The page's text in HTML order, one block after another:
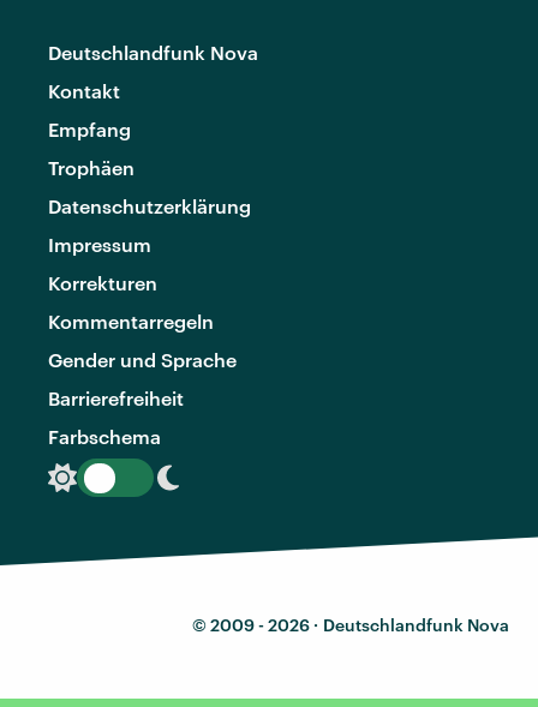
Deutschlandfunk Nova
Kontakt
Empfang
Trophäen
Datenschutzerklärung
Impressum
Korrekturen
Kommentarregeln
Gender und Sprache
Barrierefreiheit
Farbschema
© 2009 - 2026 · Deutschlandfunk Nova